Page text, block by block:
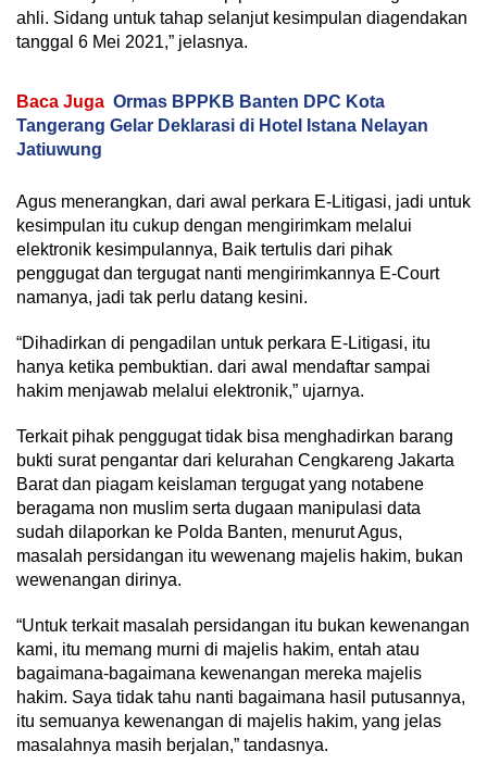
ahli. Sidang untuk tahap selanjut kesimpulan diagendakan
tanggal 6 Mei 2021,” jelasnya.
Baca Juga Ormas BPPKB Banten DPC Kota
Tangerang Gelar Deklarasi di Hotel Istana Nelayan
Jatiuwung
Agus menerangkan, dari awal perkara E-Litigasi, jadi untuk
kesimpulan itu cukup dengan mengirimkam melalui
elektronik kesimpulannya, Baik tertulis dari pihak
penggugat dan tergugat nanti mengirimkannya E-Court
namanya, jadi tak perlu datang kesini.
“Dihadirkan di pengadilan untuk perkara E-Litigasi, itu
hanya ketika pembuktian. dari awal mendaftar sampai
hakim menjawab melalui elektronik,” ujarnya.
Terkait pihak penggugat tidak bisa menghadirkan barang
bukti surat pengantar dari kelurahan Cengkareng Jakarta
Barat dan piagam keislaman tergugat yang notabene
beragama non muslim serta dugaan manipulasi data
sudah dilaporkan ke Polda Banten, menurut Agus,
masalah persidangan itu wewenang majelis hakim, bukan
wewenangan dirinya.
“Untuk terkait masalah persidangan itu bukan kewenangan
kami, itu memang murni di majelis hakim, entah atau
bagaimana-bagaimana kewenangan mereka majelis
hakim. Saya tidak tahu nanti bagaimana hasil putusannya,
itu semuanya kewenangan di majelis hakim, yang jelas
masalahnya masih berjalan,” tandasnya.